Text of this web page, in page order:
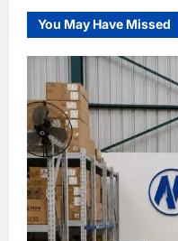
You May Have Missed